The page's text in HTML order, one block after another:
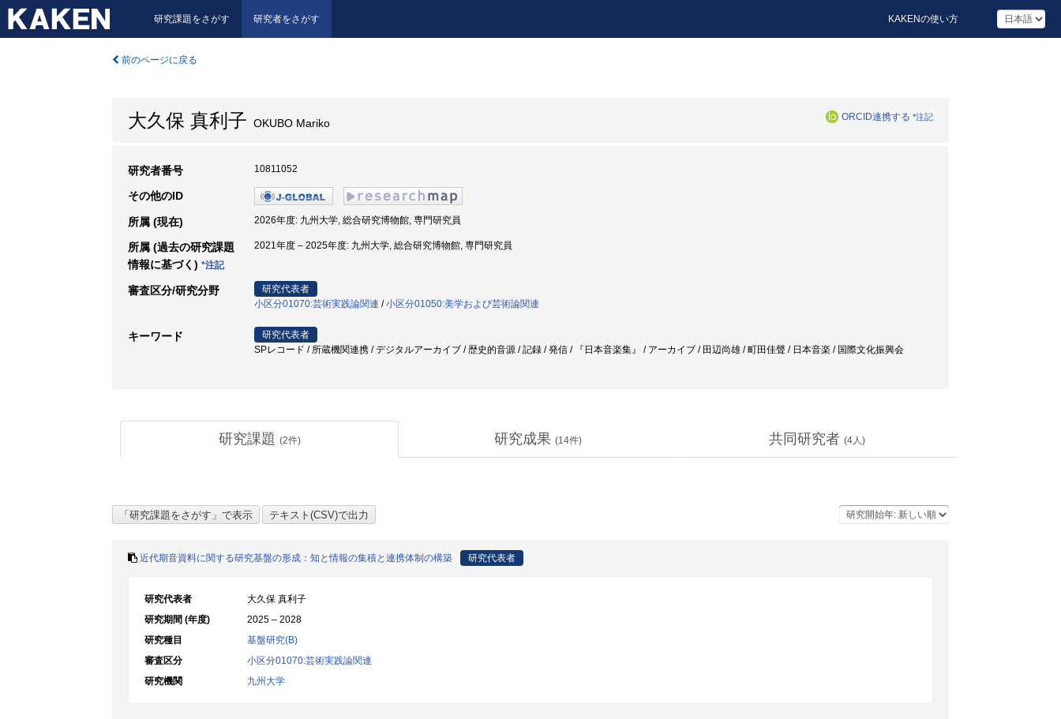
研究課題をさがす 研究者をさがす KAKENの使い方
前のページに戻る
大久保 真利子 OKUBO Mariko ORCID連携する *注記
研究者番号 10811052
その他のID
所属 (現在) 2026年度: 九州大学, 総合研究博物館, 専門研究員
所属 (過去の研究課題
情報に基づく) *注記
2021年度 – 2025年度: 九州大学, 総合研究博物館, 専門研究員
審査区分/研究分野
研究代表者
小区分01070:芸術実践論関連 /小区分01050:美学および芸術論関連
キーワード
研究代表者
SPレコード / 所蔵機関連携 / デジタルアーカイブ / 歴史的音源 / 記録 / 発信 / 『日本音楽集』 / アーカイブ / 田辺尚雄 / 町田佳聲 / 日本音楽 / 国際文化振興会
研究課題 (2件) 研究成果 (14件) 共同研究者 (4人)
近代期音資料に関する研究基盤の形成：知と情報の集積と連携体制の構築 研究代表者
研究代表者
大久保 真利子
研究期間 (年度)
2025 – 2028
研究種目
基盤研究(B)
審査区分
小区分01070:芸術実践論関連
研究機関
九州大学